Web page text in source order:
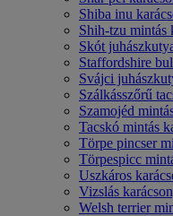
Shiba inu
Shih-tzu mintás
Skót
Staffordshire
Svájci
Szálkásszőrű
Szamojéd
Tacskó mintás
Törpe pincser
Törpespicc
Uszkáros
Vizslás
Welsh terrier